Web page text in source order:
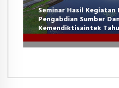
Seminar Hasil Kegiatan
Pengabdian Sumber
Kemendiktisaintek